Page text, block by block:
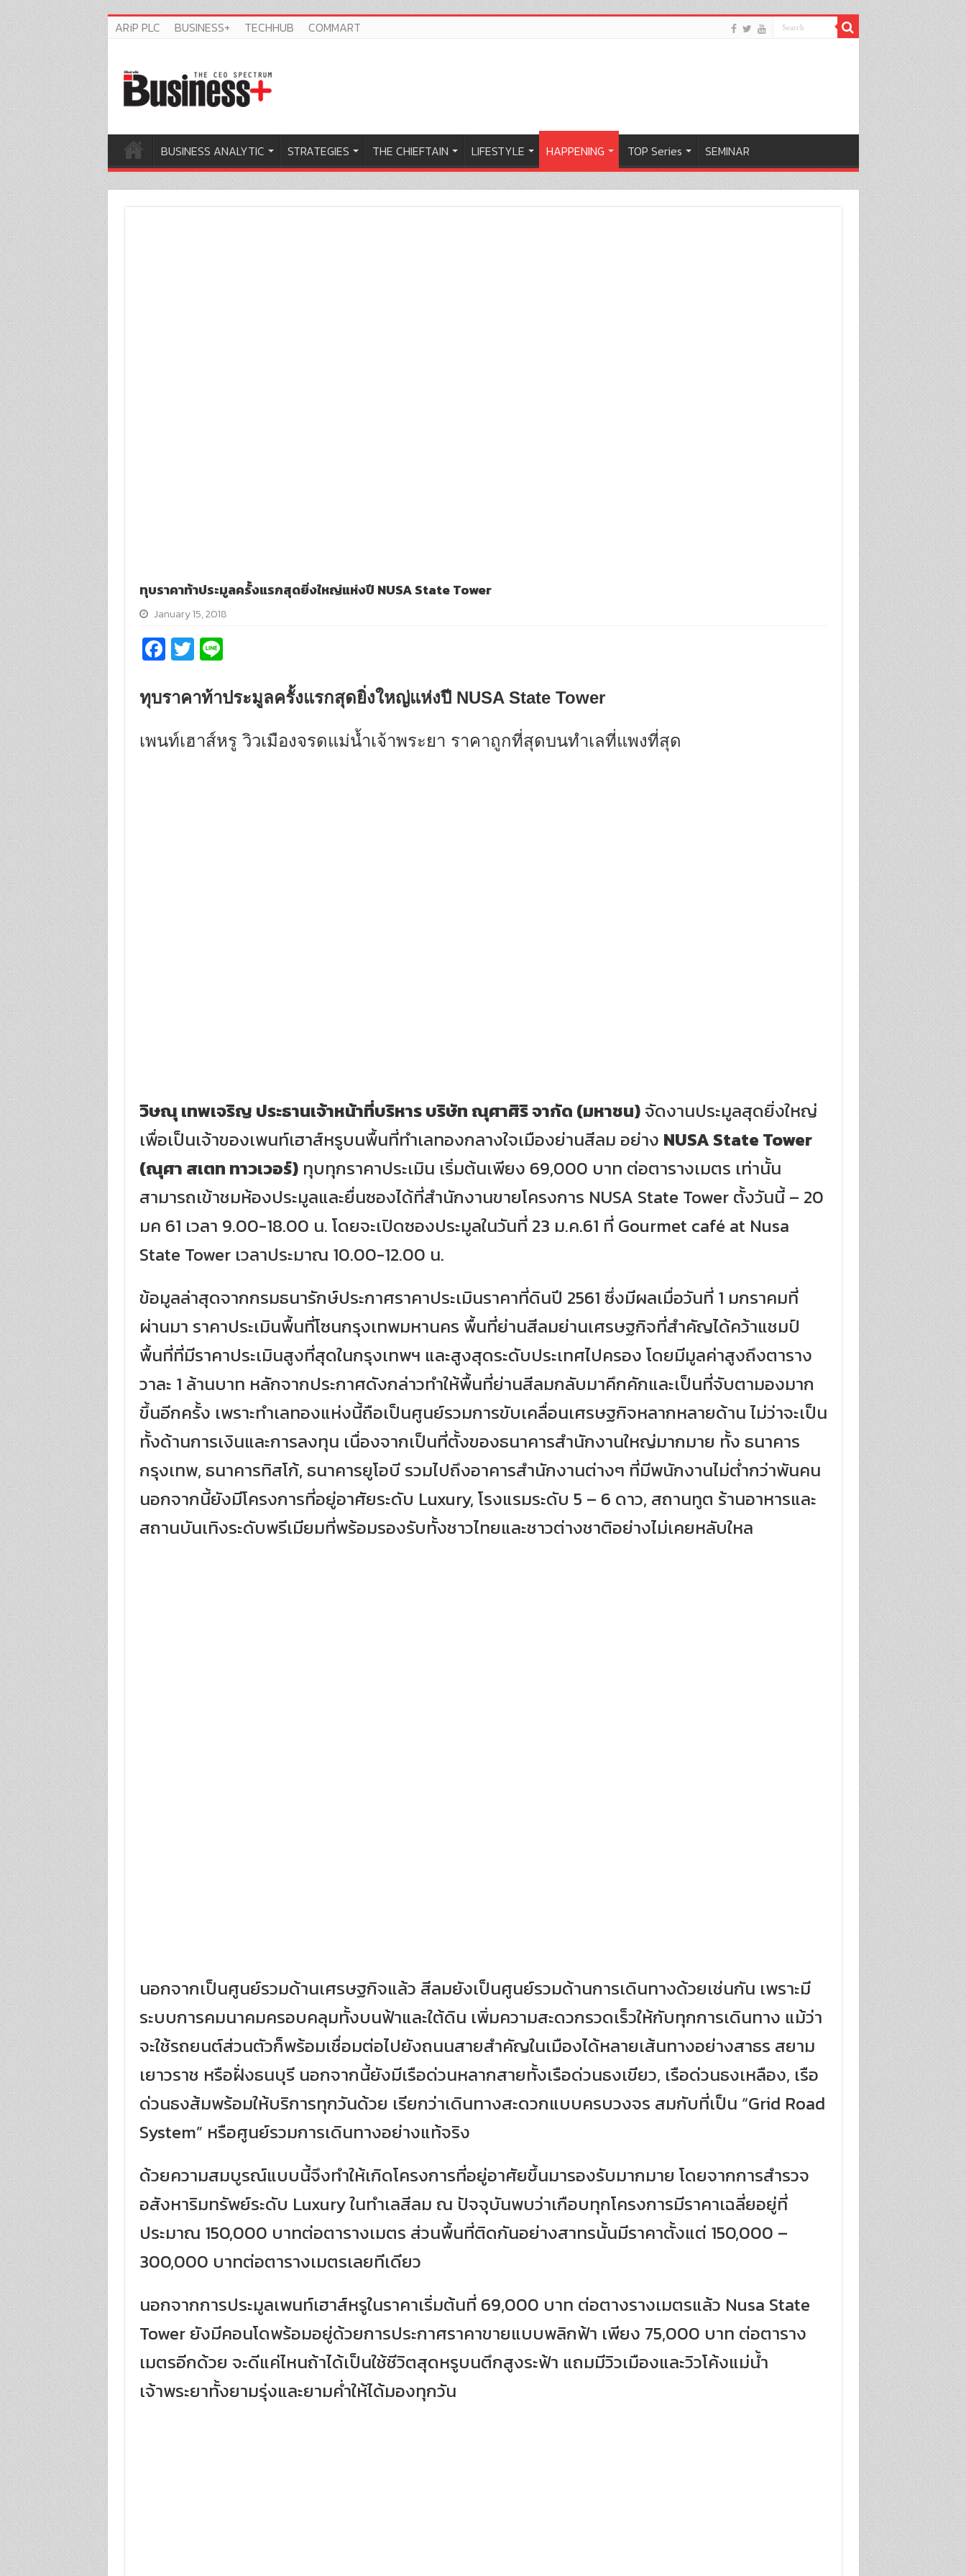
ARiP PLC BUSINESS+ TECHHUB COMMART
BUSINESS ANALYTIC STRATEGIES THE CHIEFTAIN LIFESTYLE HAPPENING TOP Series SEMINAR
ทุบราคาท้าประมูลครั้งแรกสุดยิ่งใหญ่แห่งปี NUSA State Tower
January 15, 2018
Fa
ce
b
o
T
wi
tt
Li
e
ทุบราคาท้าประมูลครั้งแรกสุดยิ่งใหญ่แห่งปี NUSA State Tower
เพนท์เฮาส์หรู วิวเมืองจรดแม่น้ำเจ้าพระยา ราคาถูกที่สุดบนทำเลที่แพงที่สุด
วิษณุ เทพเจริญ ประธานเจ้าหน้าที่บริหาร บริษัท ณุศาศิริ จากัด (มหาชน)จัดงานประมูลสุดยิ่งใหญ่
เพื่อเป็นเจ้าของเพนท์เฮาส์หรูบนพื้นที่ทำเลทองกลางใจเมืองย่านสีลม อย่าง NUSA State Tower
(ณุศา สเตท ทาวเวอร์)ทุบทุกราคาประเมิน เริ่มต้นเพียง 69,000 บาท ต่อตารางเมตร เท่านั้น
สามารถเข้าชมห้องประมูลและยื่นซองได้ที่สำนักงานขายโครงการ NUSA State Tower ตั้งวันนี้ – 20
มค 61 เวลา 9.00-18.00 น. โดยจะเปิดซองประมูลในวันที่ 23 ม.ค.61 ที่ Gourmet café at Nusa
State Tower เวลาประมาณ 10.00-12.00 น.
ข้อมูลล่าสุดจากกรมธนารักษ์ประกาศราคาประเมินราคาที่ดินปี 2561 ซึ่งมีผลเมื่อวันที่ 1 มกราคมที่
ผ่านมา ราคาประเมินพื้นที่โซนกรุงเทพมหานคร พื้นที่ย่านสีลมย่านเศรษฐกิจที่สำคัญได้คว้าแชมป์
พื้นที่ที่มีราคาประเมินสูงที่สุดในกรุงเทพฯ และสูงสุดระดับประเทศไปครอง โดยมีมูลค่าสูงถึงตาราง
วาละ 1 ล้านบาท หลักจากประกาศดังกล่าวทำให้พื้นที่ย่านสีลมกลับมาคึกคักและเป็นที่จับตามองมาก
ขึ้นอีกครั้ง เพราะทำเลทองแห่งนี้ถือเป็นศูนย์รวมการขับเคลื่อนเศรษฐกิจหลากหลายด้าน ไม่ว่าจะเป็น
ทั้งด้านการเงินและการลงทุน เนื่องจากเป็นที่ตั้งของธนาคารสำนักงานใหญ่มากมาย ทั้ง ธนาคาร
กรุงเทพ, ธนาคารทิสโก้, ธนาคารยูโอบี รวมไปถึงอาคารสำนักงานต่างๆ ที่มีพนักงานไม่ต่ำกว่าพันคน
นอกจากนี้ยังมีโครงการที่อยู่อาศัยระดับ Luxury, โรงแรมระดับ 5 – 6 ดาว, สถานทูต ร้านอาหารและ
สถานบันเทิงระดับพรีเมียมที่พร้อมรองรับทั้งชาวไทยและชาวต่างชาติอย่างไม่เคยหลับใหล
นอกจากเป็นศูนย์รวมด้านเศรษฐกิจแล้ว สีลมยังเป็นศูนย์รวมด้านการเดินทางด้วยเช่นกัน เพราะมี
ระบบการคมนาคมครอบคลุมทั้งบนฟ้าและใต้ดิน เพิ่มความสะดวกรวดเร็วให้กับทุกการเดินทาง แม้ว่า
จะใช้รถยนต์ส่วนตัวก็พร้อมเชื่อมต่อไปยังถนนสายสำคัญในเมืองได้หลายเส้นทางอย่างสาธร สยาม
เยาวราช หรือฝั่งธนบุรี นอกจากนี้ยังมีเรือด่วนหลากสายทั้งเรือด่วนธงเขียว, เรือด่วนธงเหลือง, เรือ
ด่วนธงส้มพร้อมให้บริการทุกวันด้วย เรียกว่าเดินทางสะดวกแบบครบวงจร สมกับที่เป็น “Grid Road
System” หรือศูนย์รวมการเดินทางอย่างแท้จริง
ด้วยความสมบูรณ์แบบนี้จึงทำให้เกิดโครงการที่อยู่อาศัยขึ้นมารองรับมากมาย โดยจากการสำรวจ
อสังหาริมทรัพย์ระดับ Luxury ในทำเลสีลม ณ ปัจจุบันพบว่าเกือบทุกโครงการมีราคาเฉลี่ยอยู่ที่
ประมาณ 150,000 บาทต่อตารางเมตร ส่วนพื้นที่ติดกันอย่างสาทรนั้นมีราคาตั้งแต่ 150,000 –
300,000 บาทต่อตารางเมตรเลยทีเดียว
นอกจากการประมูลเพนท์เฮาส์หรูในราคาเริ่มต้นที่ 69,000 บาท ต่อตางรางเมตรแล้ว Nusa State
Tower ยังมีคอนโดพร้อมอยู่ด้วยการประกาศราคาขายแบบพลิกฟ้า เพียง 75,000 บาท ต่อตาราง
เมตรอีกด้วย จะดีแค่ไหนถ้าได้เป็นใช้ชีวิตสุดหรูบนตึกสูงระฟ้า แถมมีวิวเมืองและวิวโค้งแม่น้ำ
เจ้าพระยาทั้งยามรุ่งและยามค่ำให้ได้มองทุกวัน